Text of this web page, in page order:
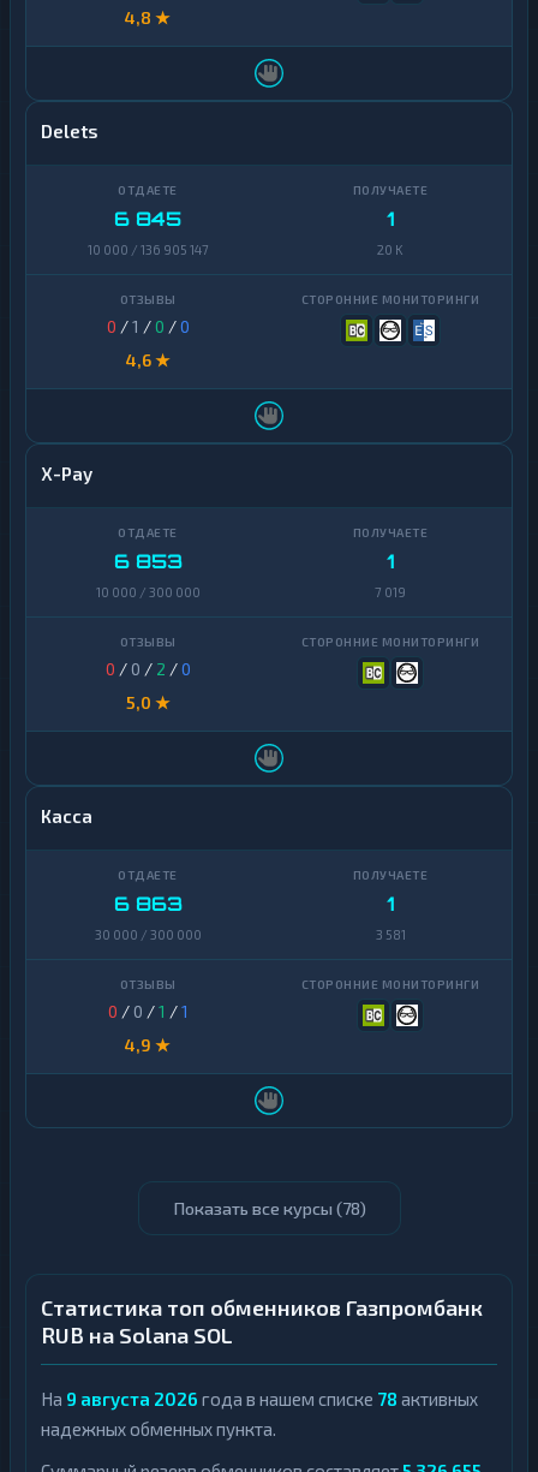
4,8 ★
Delets
6 845
10 000 / 136 905 147
1
20 K
0 /1 /0 /0
4,6 ★
X-Pay
6 853
10 000 / 300 000
1
7 019
0 / 0 / 2 /0
5,0 ★
Касса
6 863
30 000 / 300 000
1
3 581
0 / 0 /1 /1
4,9 ★
Показать все курсы (78)
Статистика топ обменников Газпромбанк
RUB на Solana SOL
На 9 августа 2026 года в нашем списке 78 активных
надежных обменных пункта.